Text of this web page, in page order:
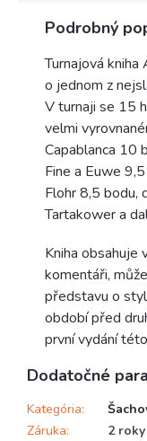
Podrobný
Turnajová
o jednom z
V turnaji se 15
velmi
Capablanca 10
Fine a Euwe
Flohr 8,5 bodu,
Tartakower a
Kniha obsahuje
komentáři,
představu o
období před
první vydání
Dodatočné
Kategória:
Záruka:
2 roky